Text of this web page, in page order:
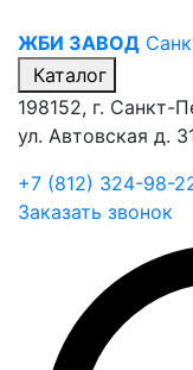
ЖБИ ЗАВОД
Каталог
198152, г. Санкт-
ул. Автовская д.
+7 (812) 324-98-
Заказать звонок